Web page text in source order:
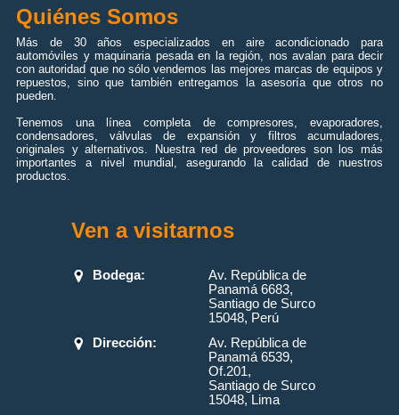
Quiénes Somos
Más de 30 años especializados en aire acondicionado para
automóviles y maquinaria pesada en la región, nos avalan para decir
con autoridad que no sólo vendemos las mejores marcas de equipos y
repuestos, sino que también entregamos la asesoría que otros no
pueden.
Tenemos una línea completa de compresores, evaporadores,
condensadores, válvulas de expansión y filtros acumuladores,
originales y alternativos. Nuestra red de proveedores son los más
importantes a nivel mundial, asegurando la calidad de nuestros
productos.
Ven a visitarnos
Bodega:
Av. República de
Panamá 6683,
Santiago de Surco
15048, Perú
Dirección:
Av. República de
Panamá 6539,
Of.201,
Santiago de Surco
15048, Lima